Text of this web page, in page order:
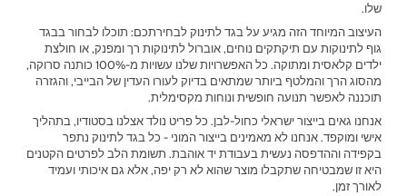
שלו.
‫העיצוב המיוחד הזה מגיע על בגד לתינוק לבחירתכם: תוכלו לבחור בבגד
גוף לתינוקות עם תיקתקים נוחים, אוברול לתינוקות רך ומפנק, או חולצת
ילדים קלאסית ומתוקה. כל האפשרויות שלנו עשויות מ-100% כותנה סרוקה,
מהסוג הרך והמלטף ביותר שמתאים בדיוק לעורו העדין של הבייבי, והגזרה
תוכננה לאפשר תנועה חופשית ונוחות מקסימלית.‬
אנחנו גאים בייצור ישראלי כחול-לבן. כל פריט נולד אצלנו בסטודיו, בתהליך
אישי ומוקפד. אנחנו לא מאמינים בייצור המוני - כל בגד לתינוק נתפר
בקפידה וההדפסה נעשית בעבודת יד אוהבת. תשומת הלב לפרטים הקטנים
היא זו שמבטיחה שתקבלו מוצר שהוא לא רק יפה, אלא גם איכותי ועמיד
לאורך זמן.